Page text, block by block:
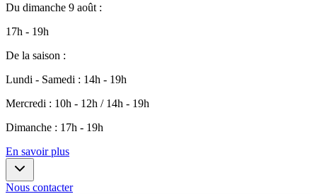
Du dimanche 9 août :
17h - 19h
De la saison :
Lundi - Samedi : 14h - 19h
Mercredi : 10h - 12h / 14h - 19h
Dimanche : 17h - 19h
En savoir plus
Nous contacter